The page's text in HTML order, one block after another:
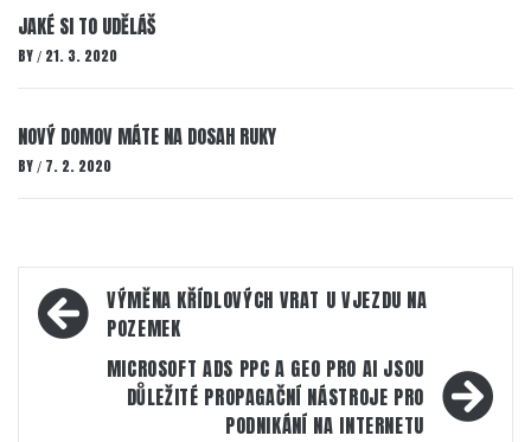
JAKÉ SI TO UDĚLÁŠ
BY / 21. 3. 2020
NOVÝ DOMOV MÁTE NA DOSAH RUKY
BY / 7. 2. 2020
Navigace
pro
příspěvek
VÝMĚNA KŘÍDLOVÝCH VRAT U VJEZDU NA
POZEMEK
MICROSOFT ADS PPC A GEO PRO AI JSOU
DŮLEŽITÉ PROPAGAČNÍ NÁSTROJE PRO
PODNIKÁNÍ NA INTERNETU